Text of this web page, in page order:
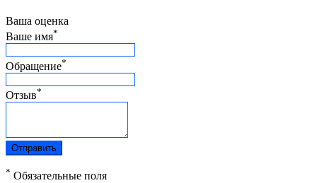
Ваша оценка
Ваше имя*
Обращение*
Отзыв*
Отправить
* Обязательные поля